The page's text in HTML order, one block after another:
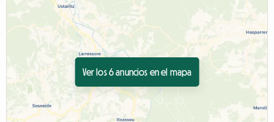
Ver los 6 anuncios en el mapa